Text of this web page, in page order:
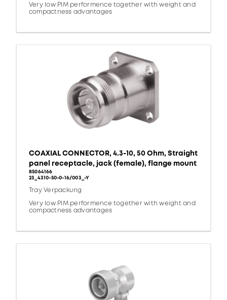
Very low PIM performence together with weight and
compactness advantages
COAXIAL CONNECTOR, 4.3-10, 50 Ohm, Straight
panel receptacle, jack (female), flange mount
85064166
23_4310-50-0-16/003_-Y
Tray Verpackung
Very low PIM performence together with weight and
compactness advantages